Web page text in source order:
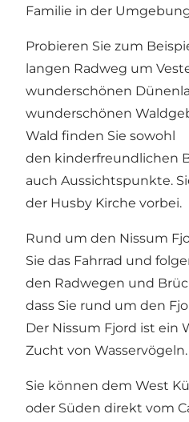
Familie in der
Probieren Sie zum
langen Radweg um
wunderschönen
wunderschönen
Wald finden Sie sowohl
den kinderfreundlichen
auch Aussichtspunkte.
der Husby Kirche vorbei.
Rund um den Nissum
Sie das Fahrrad und
den Radwegen und
dass Sie rund um den
Der Nissum Fjord ist ein
Zucht von Wasservögeln.
Sie können dem West
oder Süden direkt vom